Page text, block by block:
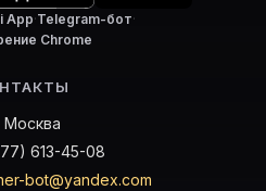
App·Telegram-бот·
Chrome
Москва
613-45-08
bot@yandex.com